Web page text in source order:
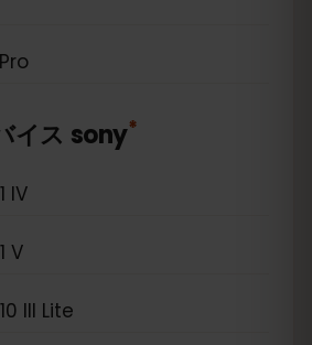
イス sony*
IV
V
III Lite